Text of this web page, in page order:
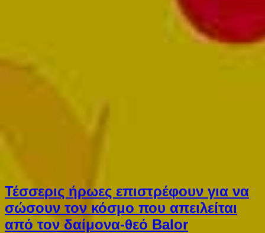
Τέσσερις ήρωες επιστρέφουν για να
σώσουν τον κόσμο που απειλείται
από τον δαίμονα-θεό Balor